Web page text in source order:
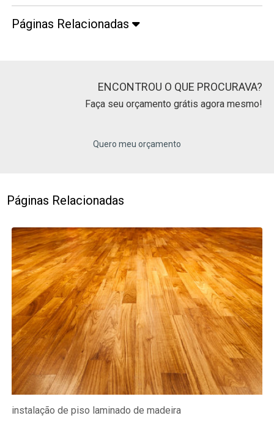
Páginas Relacionadas
ENCONTROU O QUE PROCURAVA?
Faça seu orçamento grátis agora mesmo!
Quero meu orçamento
Páginas Relacionadas
instalação de piso laminado de madeira